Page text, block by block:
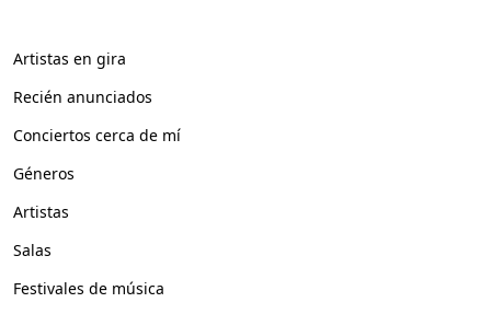
Artistas en gira
Recién anunciados
Conciertos cerca de mí
Géneros
Artistas
Salas
Festivales de música